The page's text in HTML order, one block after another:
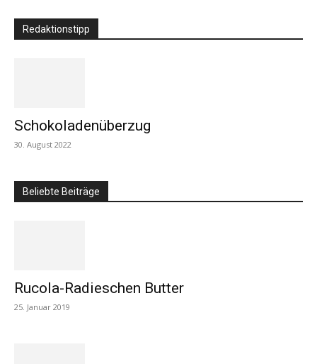
Redaktionstipp
Schokoladenüberzug
30. August 2022
Beliebte Beiträge
Rucola-Radieschen Butter
25. Januar 2019